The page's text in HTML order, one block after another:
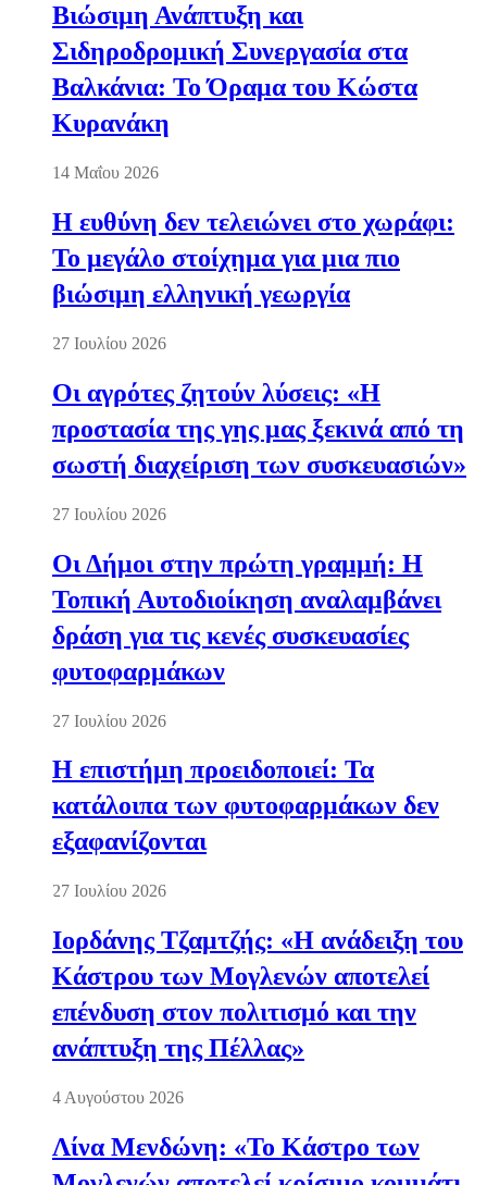
Βιώσιμη Ανάπτυξη και
Σιδηροδρομική Συνεργασία στα
Βαλκάνια: Το Όραμα του Κώστα
Κυρανάκη
14 Μαΐου 2026
Η ευθύνη δεν τελειώνει στο χωράφι:
Το μεγάλο στοίχημα για μια πιο
βιώσιμη ελληνική γεωργία
27 Ιουλίου 2026
Οι αγρότες ζητούν λύσεις: «Η
προστασία της γης μας ξεκινά από τη
σωστή διαχείριση των συσκευασιών»
27 Ιουλίου 2026
Οι Δήμοι στην πρώτη γραμμή: Η
Τοπική Αυτοδιοίκηση αναλαμβάνει
δράση για τις κενές συσκευασίες
φυτοφαρμάκων
27 Ιουλίου 2026
Η επιστήμη προειδοποιεί: Τα
κατάλοιπα των φυτοφαρμάκων δεν
εξαφανίζονται
27 Ιουλίου 2026
Ιορδάνης Τζαμτζής: «Η ανάδειξη του
Κάστρου των Μογλενών αποτελεί
επένδυση στον πολιτισμό και την
ανάπτυξη της Πέλλας»
4 Αυγούστου 2026
Λίνα Μενδώνη: «Το Κάστρο των